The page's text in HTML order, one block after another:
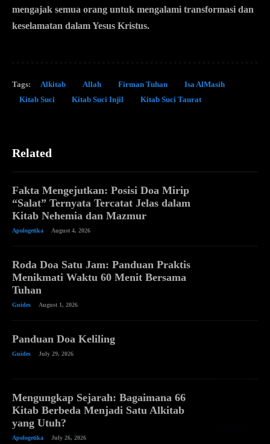
mengajak semua orang untuk mengalami transformasi dan
keselamatan dalam Yesus Kristus.
Tags: Alkitab Allah Firman Tuhan
Isa AlMasih
Kitab Suci
Kitab Suci Injil Kitab Suci Taurat
Related
Fakta Mengejutkan: Posisi Doa Mirip
“Salat” Ternyata Tercatat Jelas dalam
Kitab Nehemia dan Mazmur
Apologetika August 4, 2026
Roda Doa Satu Jam: Panduan Praktis
Menikmati Waktu 60 Menit Bersama
Tuhan
Guides August 1, 2026
Panduan Doa Keliling
Guides July 29, 2026
Mengungkap Sejarah: Bagaimana 66
Kitab Berbeda Menjadi Satu Alkitab
yang Utuh?
Apologetika July 26, 2026